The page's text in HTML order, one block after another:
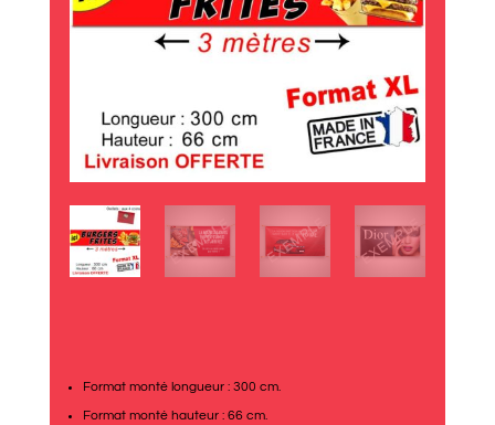
Format monté longueur : 300 cm.
Format monté hauteur : 66 cm.